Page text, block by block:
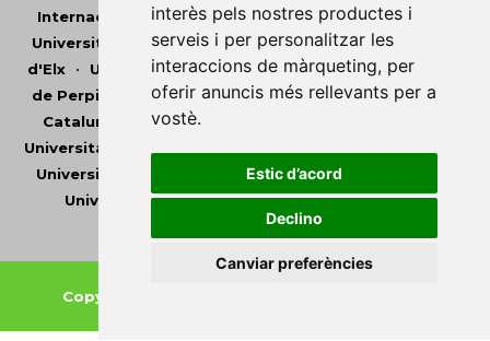
interès pels nostres productes i
serveis i per personalitzar les
interaccions de màrqueting, per
oferir anuncis més rellevants per a
vostè.
Estic d’acord
Declino
Canviar preferències
Internacional de Catalunya•Universitat Jaume I
Universitat de Lleida• Universitat Miguel Hernández
d'Elx• Universitat Oberta de Catalunya•Universitat
de Perpinyà Via Domitia•Universitat Politècnica de
Catalunya
Universitat Politècnica de València
Universitat Pompeu Fabra
Universitat Rovira i Virgili
•Universitat de Sàsser
Universitat de València•Universitat de Vic -
Universitat Central de Catalunya
Copyright © 2026